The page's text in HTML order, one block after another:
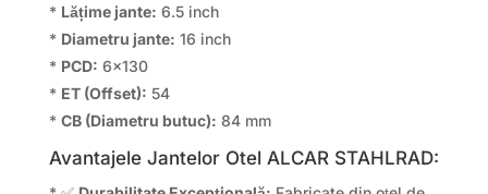
* Lățime jante: 6.5 inch
* Diametru jante: 16 inch
* PCD: 6×130
* ET (Offset): 54
* CB (Diametru butuc): 84 mm
Avantajele Jantelor Otel ALCAR STAHLRAD: